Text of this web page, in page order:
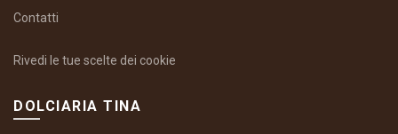
Contatti
Rivedi le tue scelte dei cookie
DOLCIARIA TINA